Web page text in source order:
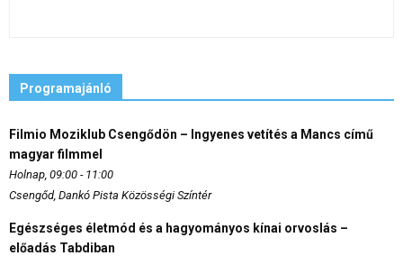
Programajánló
Filmio Moziklub Csengődön – Ingyenes vetítés a Mancs című
magyar filmmel
Holnap, 09:00 - 11:00
Csengőd, Dankó Pista Közösségi Színtér
Egészséges életmód és a hagyományos kínai orvoslás –
előadás Tabdiban